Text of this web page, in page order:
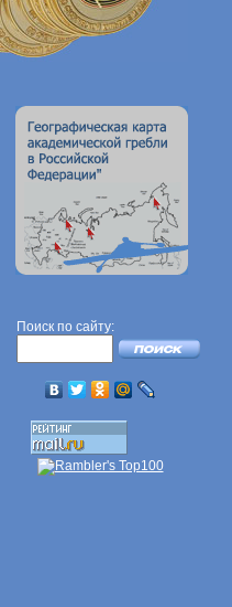
Поиск по сайту: